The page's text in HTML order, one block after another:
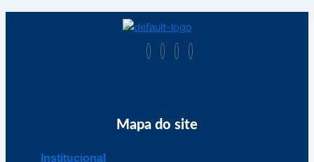
Mapa do site
Institucional